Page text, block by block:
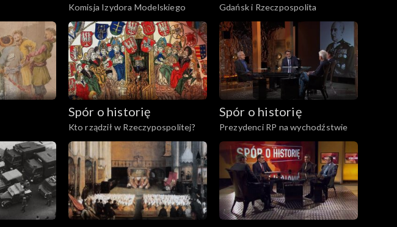
Komisja Izydora Modelskiego Gdańsk i Rzeczpospolita
Spór o historię
Kto rządził w Rzeczypospolitej?
Spór o historię
Prezydenci RP na wychodźstwie